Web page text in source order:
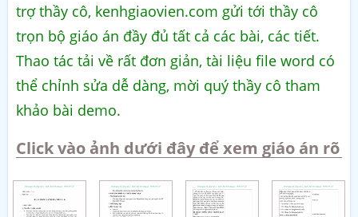
trợ thầy cô, kenhgiaovien.com gửi tới thầy cô
trọn bộ giáo án đầy đủ tất cả các bài, các tiết.
Thao tác tải về rất đơn giản, tài liệu file word có
thể chỉnh sửa dễ dàng, mời quý thầy cô tham
khảo bài demo.
Click vào ảnh dưới đây để xem giáo án rõ